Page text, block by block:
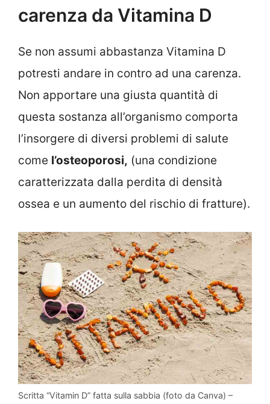
carenza da Vitamina D
Se non assumi abbastanza Vitamina D
potresti andare in contro ad una carenza.
Non apportare una giusta quantità di
questa sostanza all’organismo comporta
l’insorgere di diversi problemi di salute
come l’osteoporosi, (una condizione
caratterizzata dalla perdita di densità
ossea e un aumento del rischio di fratture).
Scritta “Vitamin D” fatta sulla sabbia (foto da Canva) –